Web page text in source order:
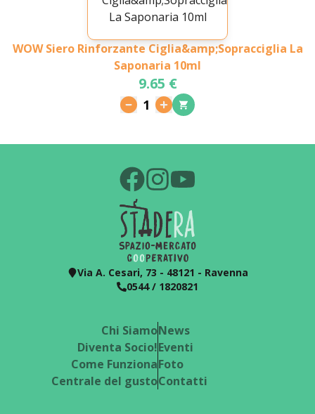
WOW Siero Rinforzante Ciglia&amp;Sopracciglia La
Saponaria 10ml
9.65 €
1
Via A. Cesari, 73 - 48121 - Ravenna
0544 / 1820821
Chi Siamo
Diventa Socio!
Come Funziona
Centrale del gusto
News
Eventi
Foto
Contatti